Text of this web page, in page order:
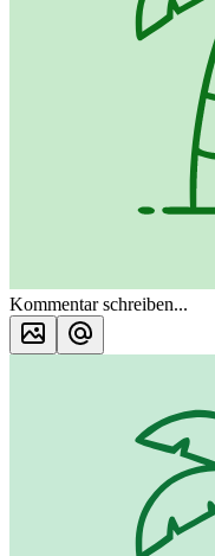
Kommentar schreiben...